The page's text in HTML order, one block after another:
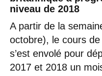
niveau de 2018
A partir de la
octobre), le cours de
s’est envolé pour
2017 et 2018 un